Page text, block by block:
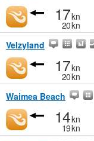
17kn
20kn
Velzyland
17kn
20kn
Waimea Beach
14kn
19kn